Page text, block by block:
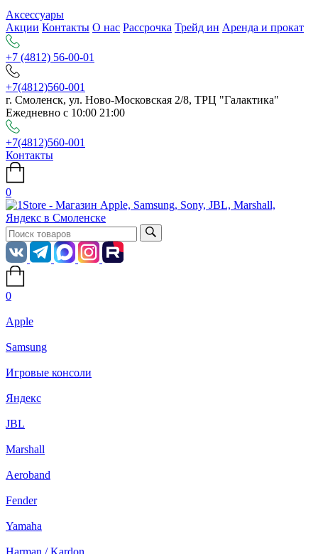
Аксессуары
Акции Контакты О нас Рассрочка Трейд ин Аренда и прокат
+7 (4812) 56-00-01
+7(4812)560-001
г. Смоленск, ул. Ново-Московская 2/8, ТРЦ "Галактика"
Ежедневно с 10:00 21:00
+7(4812)560-001
Контакты
0
0
Apple
Samsung
Игровые консоли
Яндекс
JBL
Marshall
Aeroband
Fender
Yamaha
Harman / Kardon